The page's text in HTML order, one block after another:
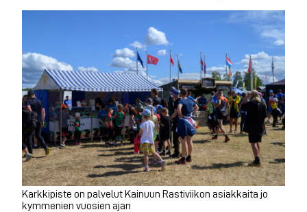
Karkkipiste on palvelut Kainuun Rastiviikon asiakkaita jo
kymmenien vuosien ajan